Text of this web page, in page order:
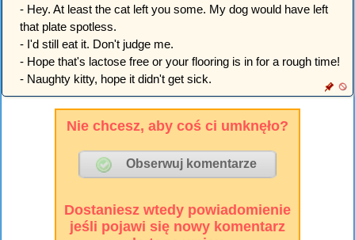
- Hey. At least the cat left you some. My dog would have left
that plate spotless.
- I'd still eat it. Don't judge me.
- Hope that's lactose free or your flooring is in for a rough time!
- Naughty kitty, hope it didn't get sick.
Nie chcesz, aby coś ci umknęło?
Dostaniesz wtedy powiadomienie
jeśli pojawi się nowy komentarz